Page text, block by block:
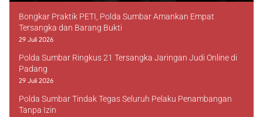
Bongkar Praktik PETI, Polda Sumbar Amankan Empat
Tersangka dan Barang Bukti
29 Juli 2026
Polda Sumbar Ringkus 21 Tersangka Jaringan Judi Online di
Padang
29 Juli 2026
Polda Sumbar Tindak Tegas Seluruh Pelaku Penambangan
Tanpa Izin